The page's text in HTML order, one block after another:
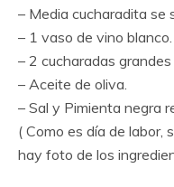
– Media cucharadita se
– 1 vaso de vino blanco.
– 2 cucharadas
– Aceite de oliva.
– Sal y Pimienta negra
( Como es día de labor,
hay foto de los